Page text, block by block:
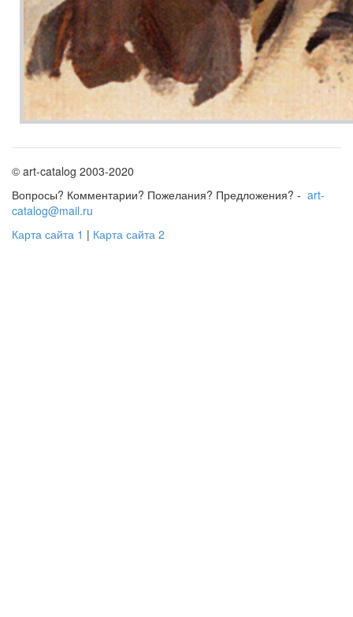
© art-catalog 2003-2020
Вопросы? Комментарии? Пожелания? Предложения? - art-
catalog@mail.ru
Карта сайта 1 | Карта сайта 2